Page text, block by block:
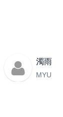
濁雨
MYU